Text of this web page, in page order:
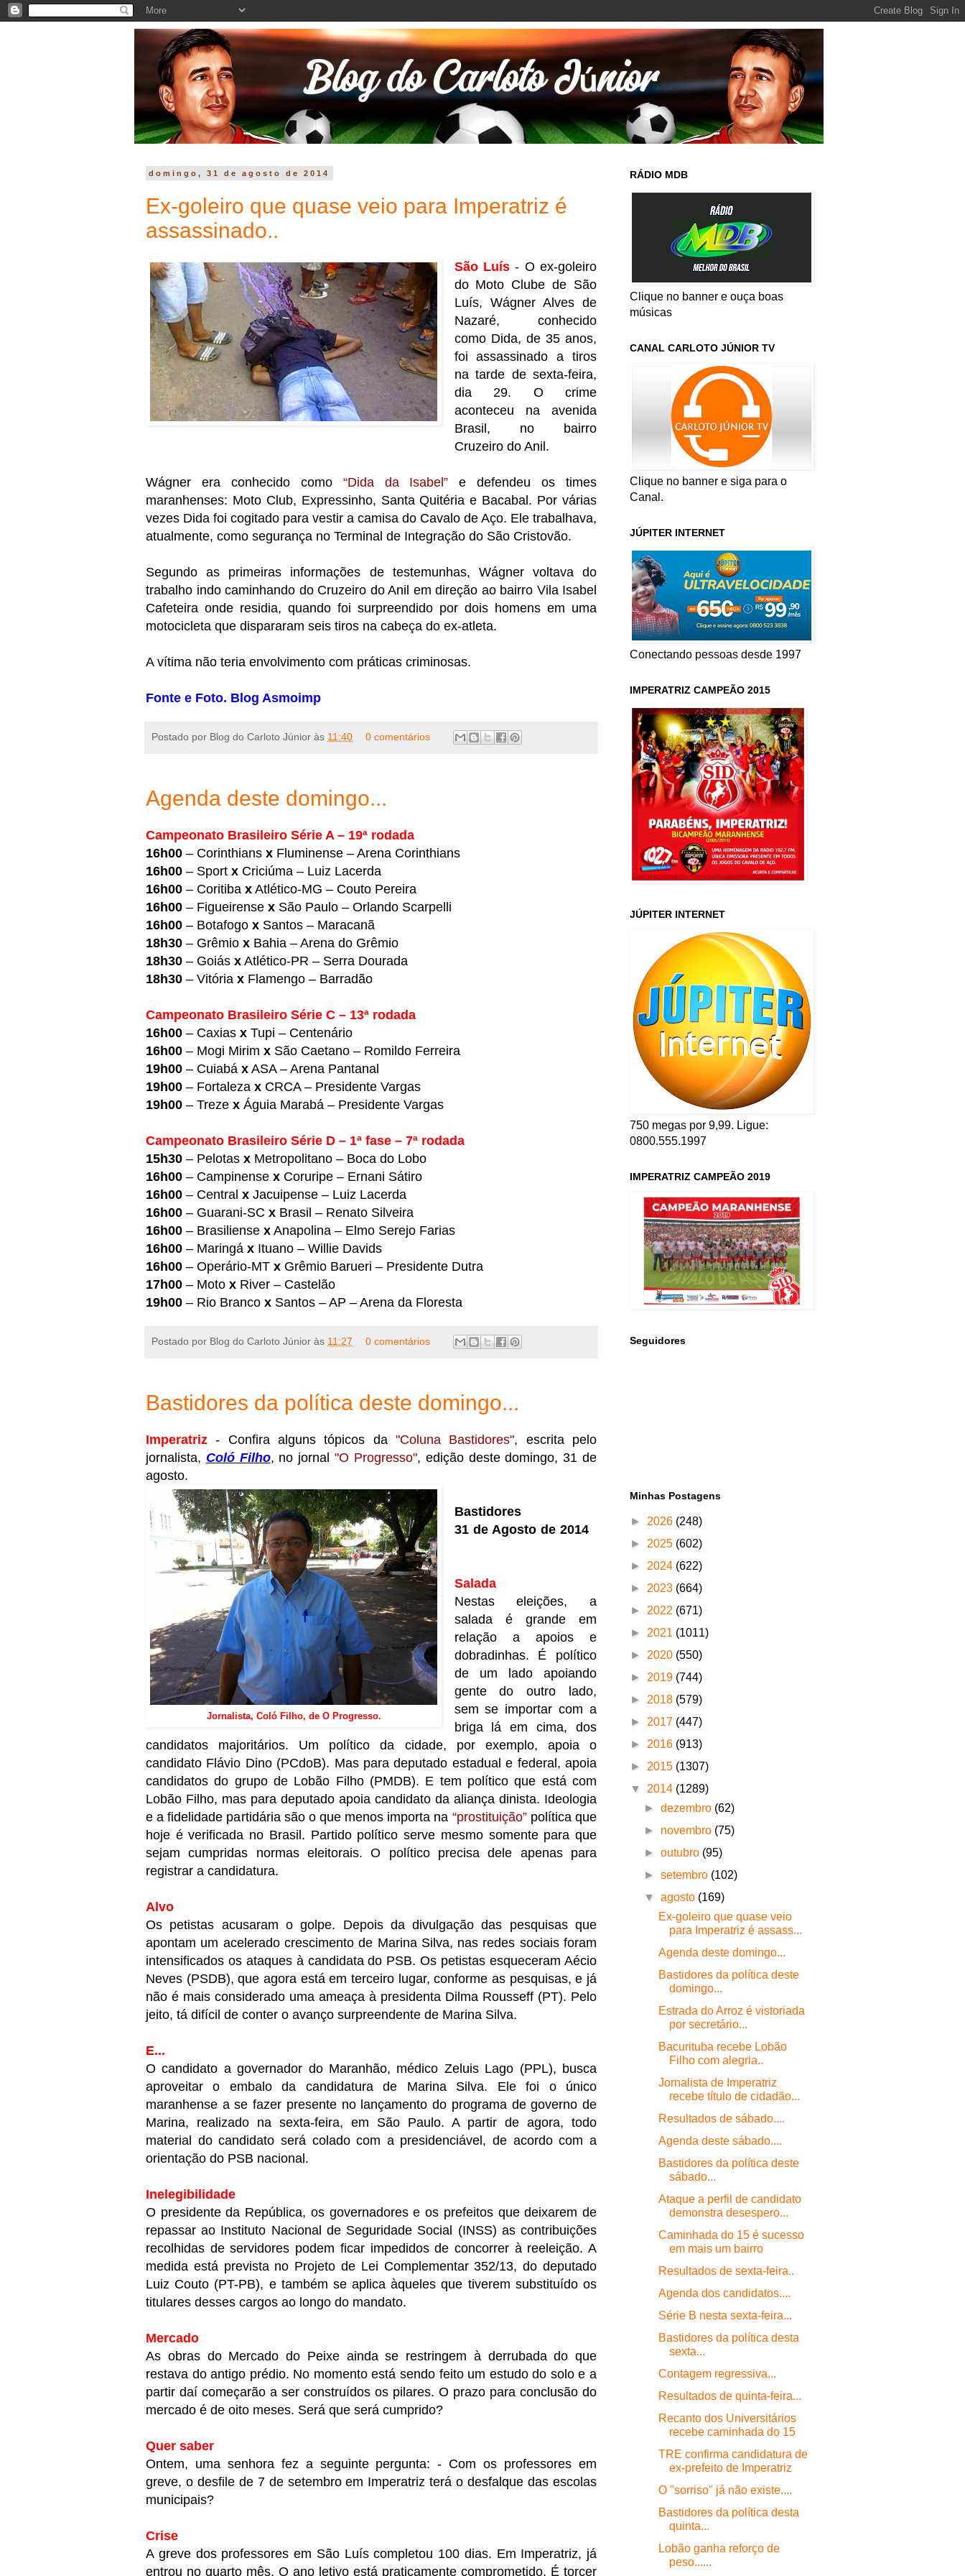
domingo, 31 de agosto de 2014
Ex-goleiro que quase veio para Imperatriz é
assassinado..
São Luís- O ex-goleiro
do Moto Clube de São
Luís, Wágner Alves de
Nazaré, conhecido
como Dida, de 35 anos,
foi assassinado a tiros
na tarde de sexta-feira,
dia 29. O crime
aconteceu na avenida
Brasil, no bairro
Cruzeiro do Anil.
Wágner era conhecido como “Dida da Isabel” e defendeu os times
maranhenses: Moto Club, Expressinho, Santa Quitéria e Bacabal. Por várias
vezes Dida foi cogitado para vestir a camisa do Cavalo de Aço. Ele trabalhava,
atualmente, como segurança no Terminal de Integração do São Cristovão.
Segundo as primeiras informações de testemunhas, Wágner voltava do
trabalho indo caminhando do Cruzeiro do Anil em direção ao bairro Vila Isabel
Cafeteira onde residia, quando foi surpreendido por dois homens em uma
motocicleta que dispararam seis tiros na cabeça do ex-atleta.
A vítima não teria envolvimento com práticas criminosas.
Fonte e Foto. Blog Asmoimp
Postado por Blog do Carloto Júnior às 11:40 0 comentários
Agenda deste domingo...
Campeonato Brasileiro Série A – 19ª rodada
16h00 – Corinthians x Fluminense – Arena Corinthians
16h00 – Sport x Criciúma – Luiz Lacerda
16h00 – Coritiba x Atlético-MG – Couto Pereira
16h00 – Figueirense x São Paulo – Orlando Scarpelli
16h00 – Botafogo x Santos – Maracanã
18h30 – Grêmio x Bahia – Arena do Grêmio
18h30 – Goiás x Atlético-PR – Serra Dourada
18h30 – Vitória x Flamengo – Barradão
Campeonato Brasileiro Série C – 13ª rodada
16h00 – Caxias x Tupi – Centenário
16h00 – Mogi Mirim x São Caetano – Romildo Ferreira
19h00 – Cuiabá x ASA – Arena Pantanal
19h00 – Fortaleza x CRCA – Presidente Vargas
19h00 – Treze x Águia Marabá – Presidente Vargas
Campeonato Brasileiro Série D – 1ª fase – 7ª rodada
15h30 – Pelotas x Metropolitano – Boca do Lobo
16h00 – Campinense x Coruripe – Ernani Sátiro
16h00 – Central x Jacuipense – Luiz Lacerda
16h00 – Guarani-SC x Brasil – Renato Silveira
16h00 – Brasiliense x Anapolina – Elmo Serejo Farias
16h00 – Maringá x Ituano – Willie Davids
16h00 – Operário-MT x Grêmio Barueri – Presidente Dutra
17h00 – Moto x River – Castelão
19h00 – Rio Branco x Santos – AP – Arena da Floresta
Postado por Blog do Carloto Júnior às 11:27 0 comentários
Bastidores da política deste domingo...
Imperatriz- Confira alguns tópicos da"Coluna Bastidores", escrita pelo
jornalista, Coló Filho, no jornal"O Progresso", edição deste domingo, 31 de
agosto.
Jornalista, Coló Filho, de O Progresso.
Bastidores
31 de Agosto de 2014
Salada
Nestas eleições, a
salada é grande em
relação a apoios e
dobradinhas. É político
de um lado apoiando
gente do outro lado,
sem se importar com a
briga lá em cima, dos
candidatos majoritários. Um político da cidade, por exemplo, apoia o
candidato Flávio Dino (PCdoB). Mas para deputado estadual e federal, apoia
candidatos do grupo de Lobão Filho (PMDB). E tem político que está com
Lobão Filho, mas para deputado apoia candidato da aliança dinista. Ideologia
e a fidelidade partidária são o que menos importa na “prostituição”política que
hoje é verificada no Brasil. Partido político serve mesmo somente para que
sejam cumpridas normas eleitorais. O político precisa dele apenas para
registrar a candidatura.
Alvo
Os petistas acusaram o golpe. Depois da divulgação das pesquisas que
apontam um acelerado crescimento de Marina Silva, nas redes sociais foram
intensificados os ataques à candidata do PSB. Os petistas esqueceram Aécio
Neves (PSDB), que agora está em terceiro lugar, conforme as pesquisas, e já
não é mais considerado uma ameaça à presidenta Dilma Rousseff (PT). Pelo
jeito, tá difícil de conter o avanço surpreendente de Marina Silva.
E...
O candidato a governador do Maranhão, médico Zeluis Lago (PPL), busca
aproveitar o embalo da candidatura de Marina Silva. Ele foi o único
maranhense a se fazer presente no lançamento do programa de governo de
Marina, realizado na sexta-feira, em São Paulo. A partir de agora, todo
material do candidato será colado com a presidenciável, de acordo com a
orientação do PSB nacional.
Inelegibilidade
O presidente da República, os governadores e os prefeitos que deixarem de
repassar ao Instituto Nacional de Seguridade Social (INSS) as contribuições
recolhidas de servidores podem ficar impedidos de concorrer à reeleição. A
medida está prevista no Projeto de Lei Complementar 352/13, do deputado
Luiz Couto (PT-PB), e também se aplica àqueles que tiverem substituído os
titulares desses cargos ao longo do mandato.
Mercado
As obras do Mercado do Peixe ainda se restringem à derrubada do que
restava do antigo prédio. No momento está sendo feito um estudo do solo e a
partir daí começarão a ser construídos os pilares. O prazo para conclusão do
mercado é de oito meses. Será que será cumprido?
Quer saber
Ontem, uma senhora fez a seguinte pergunta: - Com os professores em
greve, o desfile de 7 de setembro em Imperatriz terá o desfalque das escolas
municipais?
Crise
A greve dos professores em São Luís completou 100 dias. Em Imperatriz, já
entrou no quarto mês. O ano letivo está praticamente comprometido. É torcer
RÁDIO MDB
Clique no banner e ouça boas
músicas
CANAL CARLOTO JÚNIOR TV
Clique no banner e siga para o
Canal.
JÚPITER INTERNET
Conectando pessoas desde 1997
IMPERATRIZ CAMPEÃO 2015
JÚPITER INTERNET
750 megas por 9,99. Ligue:
0800.555.1997
IMPERATRIZ CAMPEÃO 2019
Seguidores
Minhas Postagens
► 2026 (248)
► 2025 (602)
► 2024 (622)
► 2023 (664)
► 2022 (671)
► 2021 (1011)
► 2020 (550)
► 2019 (744)
► 2018 (579)
► 2017 (447)
► 2016 (913)
► 2015 (1307)
▼ 2014 (1289)
►dezembro (62)
► novembro (75)
►outubro (95)
►setembro (102)
▼agosto (169)
Ex-goleiro que quase veio
para Imperatriz é assass...
Agenda deste domingo...
Bastidores da política deste
domingo...
Estrada do Arroz é vistoriada
por secretário...
Bacurituba recebe Lobão
Filho com alegria..
Jornalista de Imperatriz
recebe título de cidadão...
Resultados de sábado....
Agenda deste sábado....
Bastidores da política deste
sábado...
Ataque a perfil de candidato
demonstra desespero...
Caminhada do 15 é sucesso
em mais um bairro
Resultados de sexta-feira..
Agenda dos candidatos....
Série B nesta sexta-feira...
Bastidores da política desta
sexta...
Contagem regressiva...
Resultados de quinta-feira...
Recanto dos Universitários
recebe caminhada do 15
TRE confirma candidatura de
ex-prefeito de Imperatriz
O "sorriso" já não existe....
Bastidores da política desta
quinta...
Lobão ganha reforço de
peso......